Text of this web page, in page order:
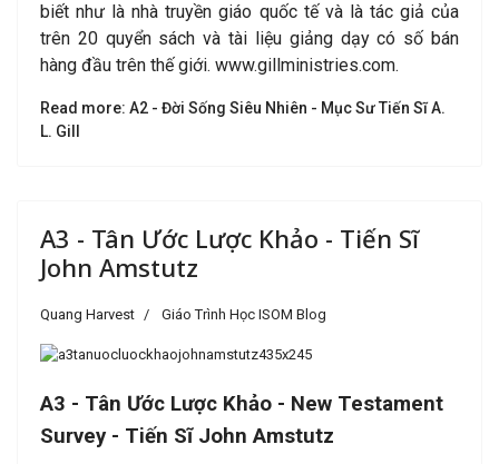
biết như là nhà truyền giáo quốc tế và là tác giả của
trên 20 quyển sách và tài liệu giảng dạy có số bán
hàng đầu trên thế giới. www.gillministries.com.
Read more: A2 - Đời Sống Siêu Nhiên - Mục Sư Tiến Sĩ A.
L. Gill
A3 - Tân Ước Lược Khảo - Tiến Sĩ
John Amstutz
Quang Harvest Giáo Trình Học ISOM Blog
A3 - Tân Ước Lược Khảo - New Testament
Survey - Tiến Sĩ John Amstutz